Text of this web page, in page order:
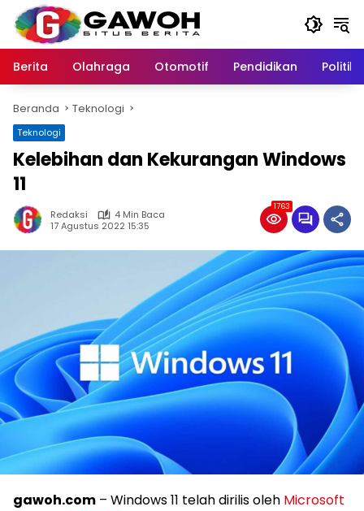
Langsung
konten
Berita
Olahraga Otomotif Pendidikan Politik
Beranda Teknologi
Teknologi
Kelebihan dan Kekurangan Windows
11
Redaksi
4 Min Baca
17 Agustus 2022 15:35
1763
gawoh.com – Windows 11 telah dirilis oleh Microsoft